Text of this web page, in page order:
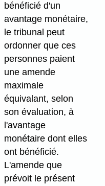
bénéficié d'un
avantage monétaire,
le tribunal peut
ordonner que ces
personnes paient
une amende
maximale
équivalant, selon
son évaluation, à
l'avantage
monétaire dont elles
ont bénéficié.
L'amende que
prévoit le présent